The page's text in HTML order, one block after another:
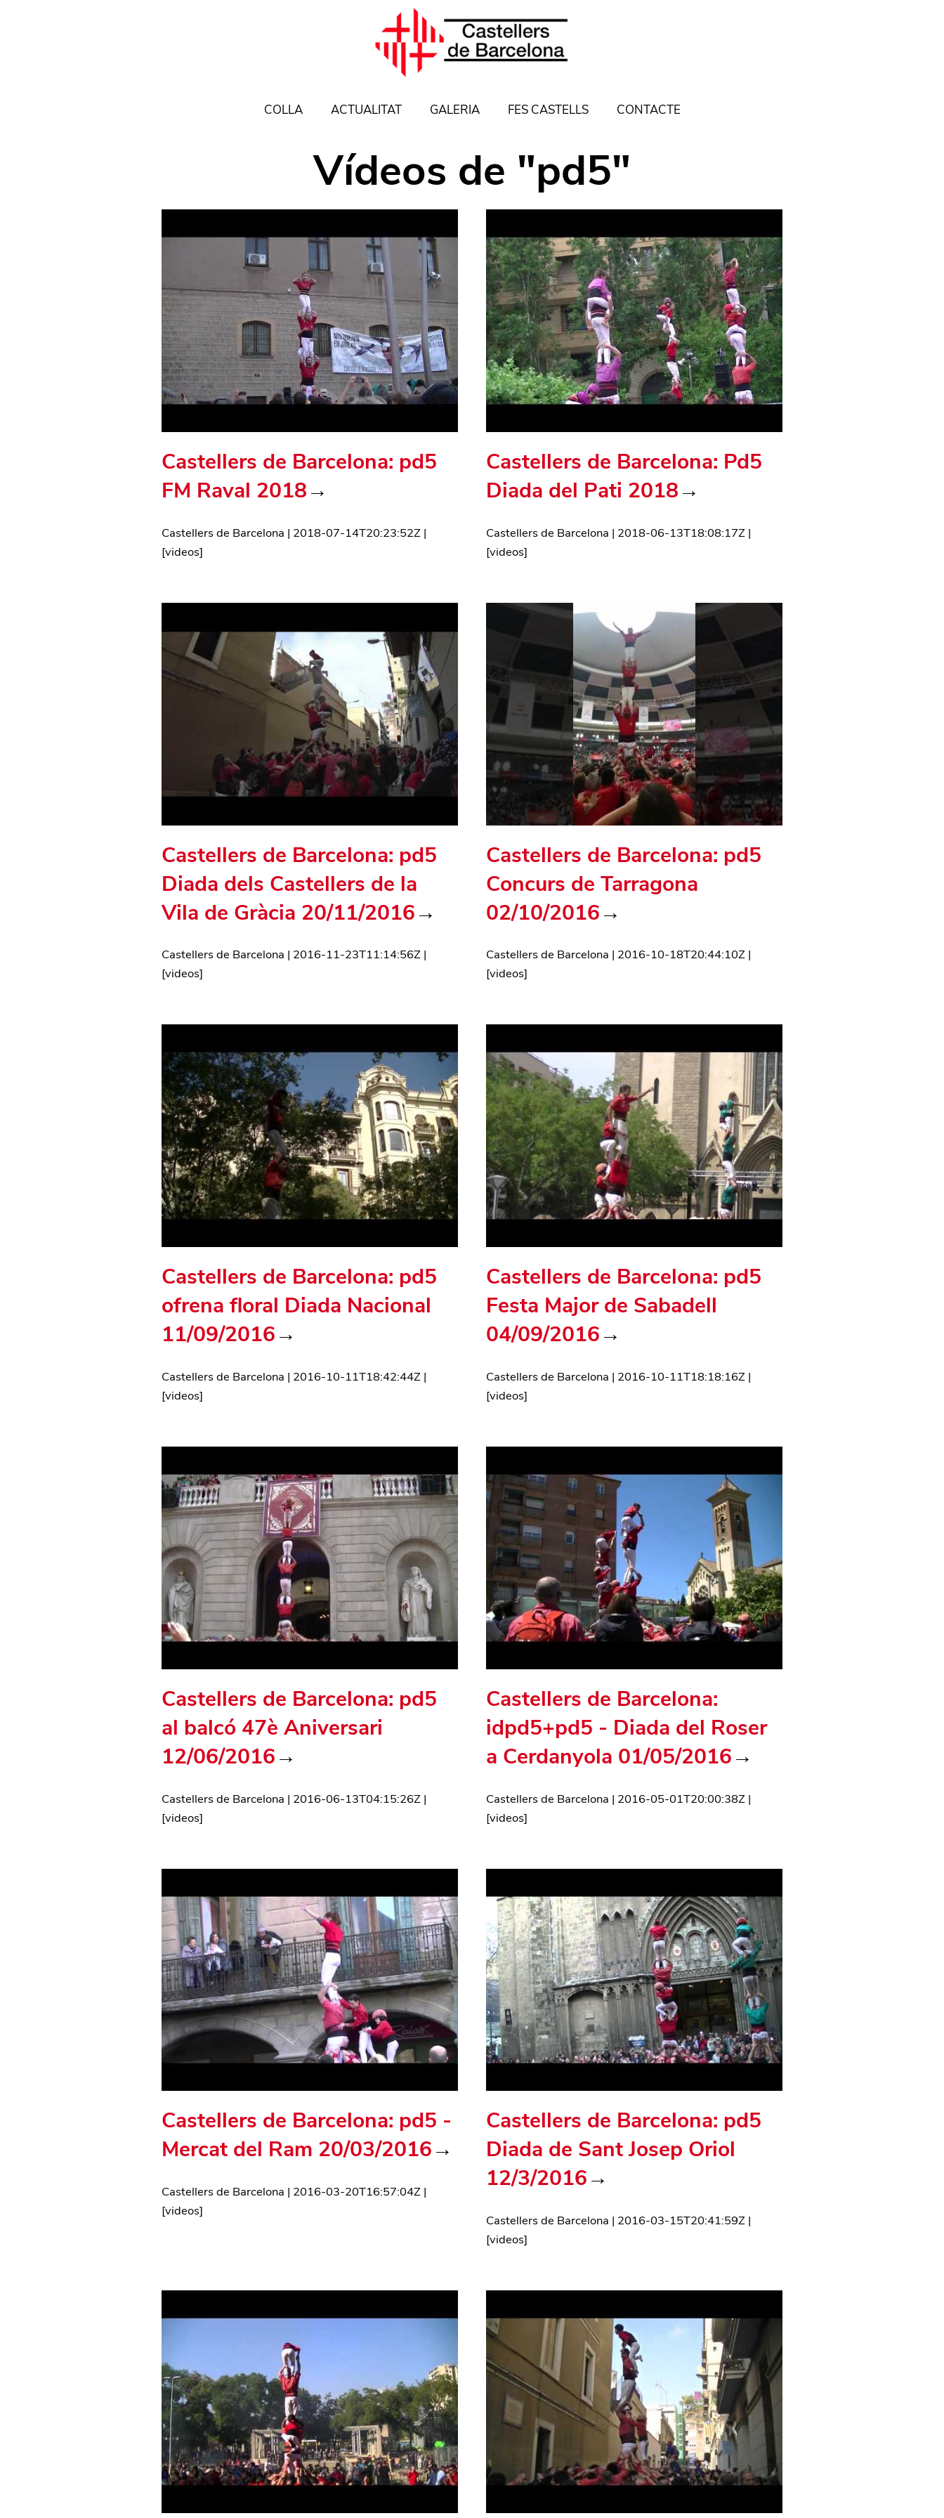
COLLA ACTUALITAT GALERIA FES CASTELLS CONTACTE
Vídeos de "pd5"
Castellers de Barcelona: pd5
FM Raval 2018→
Castellers de Barcelona | 2018-07-14T20:23:52Z|
[videos]
Castellers de Barcelona: Pd5
Diada del Pati 2018→
Castellers de Barcelona | 2018-06-13T18:08:17Z |
[videos]
Castellers de Barcelona: pd5
Diada dels Castellers de la
Vila de Gràcia 20/11/2016→
Castellers de Barcelona | 2016-11-23T11:14:56Z|
[videos]
Castellers de Barcelona: pd5
Concurs de Tarragona
02/10/2016→
Castellers de Barcelona | 2016-10-18T20:44:10Z |
[videos]
Castellers de Barcelona: pd5
ofrena floral Diada Nacional
11/09/2016→
Castellers de Barcelona | 2016-10-11T18:42:44Z|
[videos]
Castellers de Barcelona: pd5
Festa Major de Sabadell
04/09/2016→
Castellers de Barcelona | 2016-10-11T18:18:16Z |
[videos]
Castellers de Barcelona: pd5
al balcó 47è Aniversari
12/06/2016→
Castellers de Barcelona | 2016-06-13T04:15:26Z|
[videos]
Castellers de Barcelona:
idpd5+pd5 - Diada del Roser
a Cerdanyola 01/05/2016→
Castellers de Barcelona | 2016-05-01T20:00:38Z |
[videos]
Castellers de Barcelona: pd5 -
Mercat del Ram 20/03/2016→
Castellers de Barcelona | 2016-03-20T16:57:04Z|
[videos]
Castellers de Barcelona: pd5
Diada de Sant Josep Oriol
12/3/2016→
Castellers de Barcelona | 2016-03-15T20:41:59Z |
[videos]